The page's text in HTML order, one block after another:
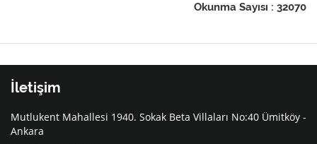
Okunma Sayısı : 32070
İletişim
Mutlukent Mahallesi 1940. Sokak Beta Villaları No:40 Ümitköy -
Ankara